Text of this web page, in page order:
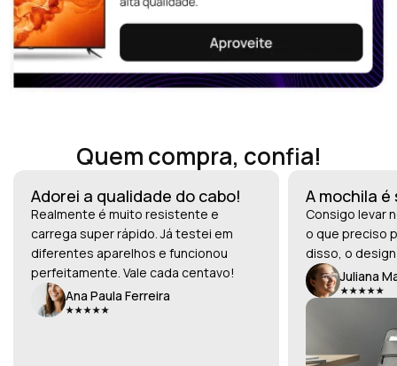
Quem compra, confia!
Adorei a qualidade do cabo!
Realmente é muito resistente e
carrega super rápido. Já testei em
diferentes aparelhos e funcionou
perfeitamente. Vale cada centavo!
Ana Paula Ferreira
A mochila
Consigo levar
o que preciso
disso, o
Juliana